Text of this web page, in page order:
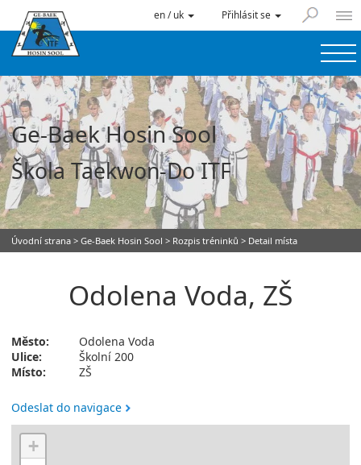
en / uk Přihlásit se
Ge-Baek Hosin Sool
Škola Taekwon-Do ITF
Úvodní strana > Ge-Baek Hosin Sool > Rozpis tréninků > Detail místa
Odolena Voda, ZŠ
Město:
Odolena Voda
Ulice:
Školní 200
Místo:
ZŠ
Odeslat do navigace
+